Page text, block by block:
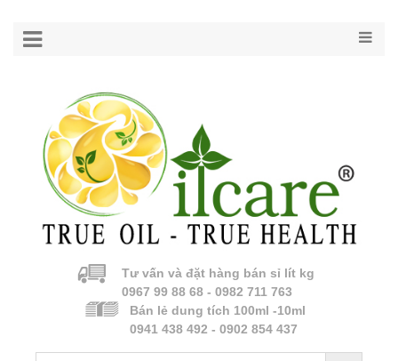
Tư vấn và đặt hàng bán sỉ lít kg
0967 99 88 68 - 0982 711 763
Bán lẻ dung tích 100ml -10ml
0941 438 492 - 0902 854 437